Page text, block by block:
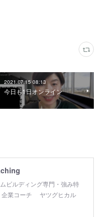
2021.07.15 08:13
今日も1日オンライン
ビルディング専門・強み特
企業コーチ ヤツグヒカル